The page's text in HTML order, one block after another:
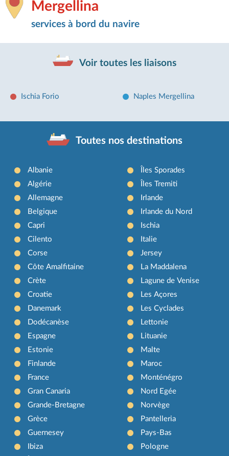
Mergellina
services à bord du navire
Voir toutes les liaisons
Ischia Forio Naples Mergellina
Toutes nos destinations
Albanie
Algérie
Allemagne
Belgique
Capri
Cilento
Corse
Côte Amalfitaine
Crète
Croatie
Danemark
Dodécanèse
Espagne
Estonie
Finlande
France
Gran Canaria
Grande-Bretagne
Grèce
Guernesey
Ibiza
Îles Sporades
Îles Tremiti
Irlande
Irlande du Nord
Ischia
Italie
Jersey
La Maddalena
Lagune de Venise
Les Açores
Les Cyclades
Lettonie
Lituanie
Malte
Maroc
Monténégro
Nord Egée
Norvège
Pantelleria
Pays-Bas
Pologne